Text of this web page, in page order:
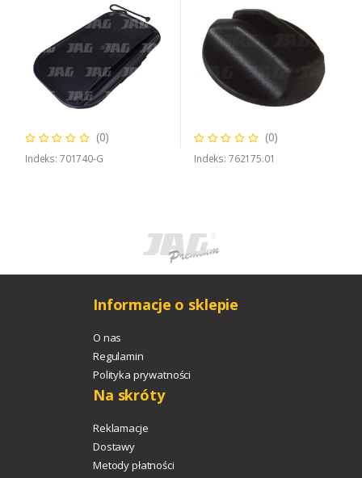
(0)
Indeks: 701740-G
(0)
Indeks: 762175.01
Informacje o sklepie
O nas
Regulamin
Polityka prywatności
Na skróty
Reklamacje
Dostawy
Metody płatności